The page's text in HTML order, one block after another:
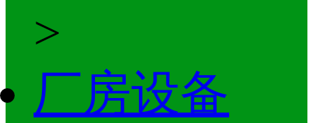
>
厂房设备